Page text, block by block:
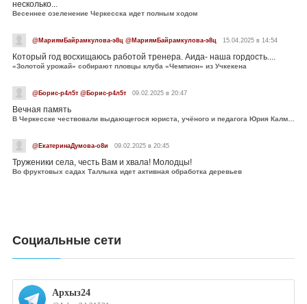
несколько...
Весеннее озеленение Черкесска идет полным ходом
@МариямБайрамкулова-э8ц @МариямБайрамкулова-э8ц 15.04.2025 в 14:54
Который год восхищаюсь работой тренера. Аида- наша гордость....
«Золотой урожай» собирают пловцы клуба «Чемпион» из Учкекена
@Борис-р4л5т @Борис-р4л5т 09.02.2025 в 20:47
Вечная память
В Черкесске чествовали выдающегося юриста, учёного и педагога Юрия Калмыкова
@ЕкатеринаДумова-о8и 09.02.2025 в 20:45
Труженики села, честь Вам и хвала! Молодцы!
Во фруктовых садах Таллыка идет активная обработка деревьев
Социальные сети